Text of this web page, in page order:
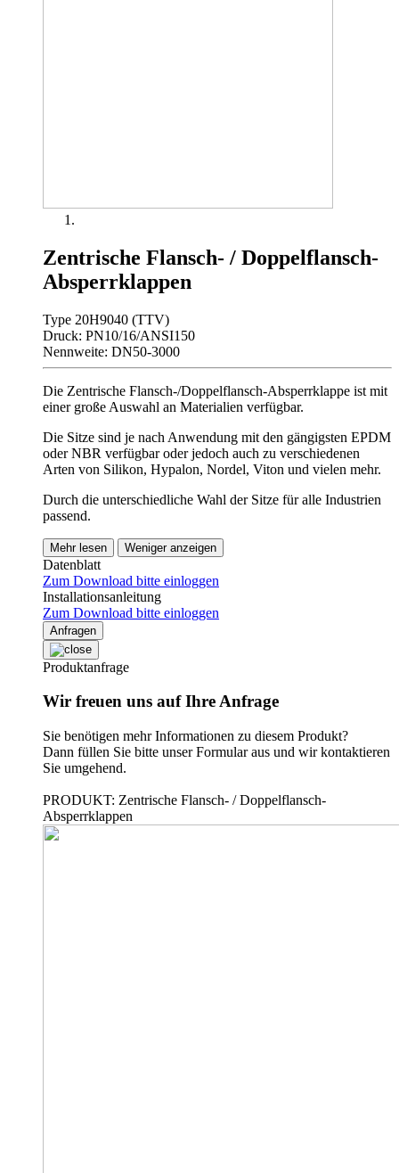
Zentrische Flansch- / Doppelflansch-
Absperrklappen
Type 20H9040 (TTV)
Druck: PN10/16/ANSI150
Nennweite: DN50-3000
Die Zentrische Flansch-/Doppelflansch-Absperrklappe ist mit
einer große Auswahl an Materialien verfügbar.
Die Sitze sind je nach Anwendung mit den gängigsten EPDM
oder NBR verfügbar oder jedoch auch zu verschiedenen
Arten von Silikon, Hypalon, Nordel, Viton und vielen mehr.
Durch die unterschiedliche Wahl der Sitze für alle Industrien
passend.
Mehr lesen Weniger anzeigen
Datenblatt
Zum Download bitte einloggen
Installationsanleitung
Zum Download bitte einloggen
Anfragen
Produktanfrage
Wir freuen uns auf Ihre Anfrage
Sie benötigen mehr Informationen zu diesem Produkt?
Dann füllen Sie bitte unser Formular aus und wir kontaktieren
Sie umgehend.
PRODUKT: Zentrische Flansch- / Doppelflansch-
Absperrklappen